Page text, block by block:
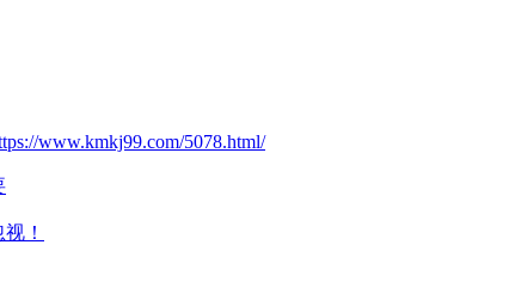
www.kmkj99.com/5078.html/
！